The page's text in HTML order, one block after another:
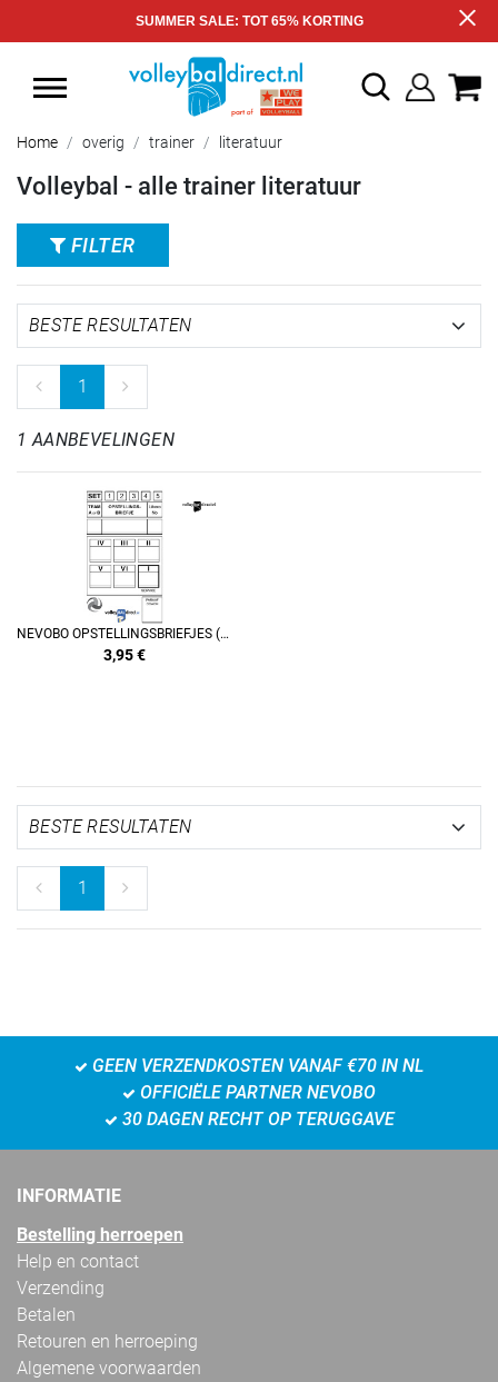
SUMMER SALE: TOT 65% KORTING
Home overig trainer literatuur
Volleybal - alle trainer literatuur
FILTER
1
1 AANBEVELINGEN
NEVOBO OPSTELLINGSBRIEFJES (SET A 2 BLOKJES)
3,95€
1
GEEN VERZENDKOSTEN VANAF €70 IN NL
OFFICIËLE PARTNER NEVOBO
30 DAGEN RECHT OP TERUGGAVE
INFORMATIE
Bestelling herroepen
Help en contact
Verzending
Betalen
Retouren en herroeping
Algemene voorwaarden